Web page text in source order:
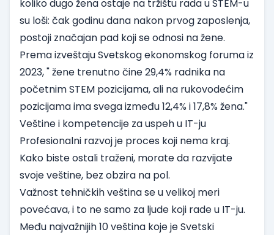
koliko dugo žena ostaje na tržištu rada u STEM-u
su loši: čak godinu dana nakon prvog zaposlenja,
postoji značajan pad koji se odnosi na žene.
PremaizveštajuSvetskog ekonomskog foruma iz
2023, " žene trenutno čine 29,4% radnika na
početnim STEM pozicijama, ali na rukovodećim
pozicijama ima svega između 12,4% i 17,8% žena."
Veštine i kompetencije za uspeh u IT-ju
Profesionalni razvoj je proces koji nema kraj.
Kako biste ostali traženi, morate da razvijate
svoje veštine, bez obzira na pol.
Važnost tehničkih veština se u velikoj meri
povećava, i to ne samo za ljude koji rade u IT-ju.
Među najvažnijih 10 veština koje je Svetski